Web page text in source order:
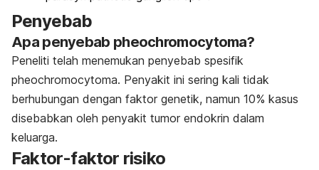
Penyebab
Apa penyebab pheochromocytoma?
Peneliti telah menemukan penyebab spesifik
pheochromocytoma. Penyakit ini sering kali tidak
berhubungan dengan faktor genetik, namun 10% kasus
disebabkan oleh penyakit tumor endokrin dalam
keluarga.
Faktor-faktor risiko